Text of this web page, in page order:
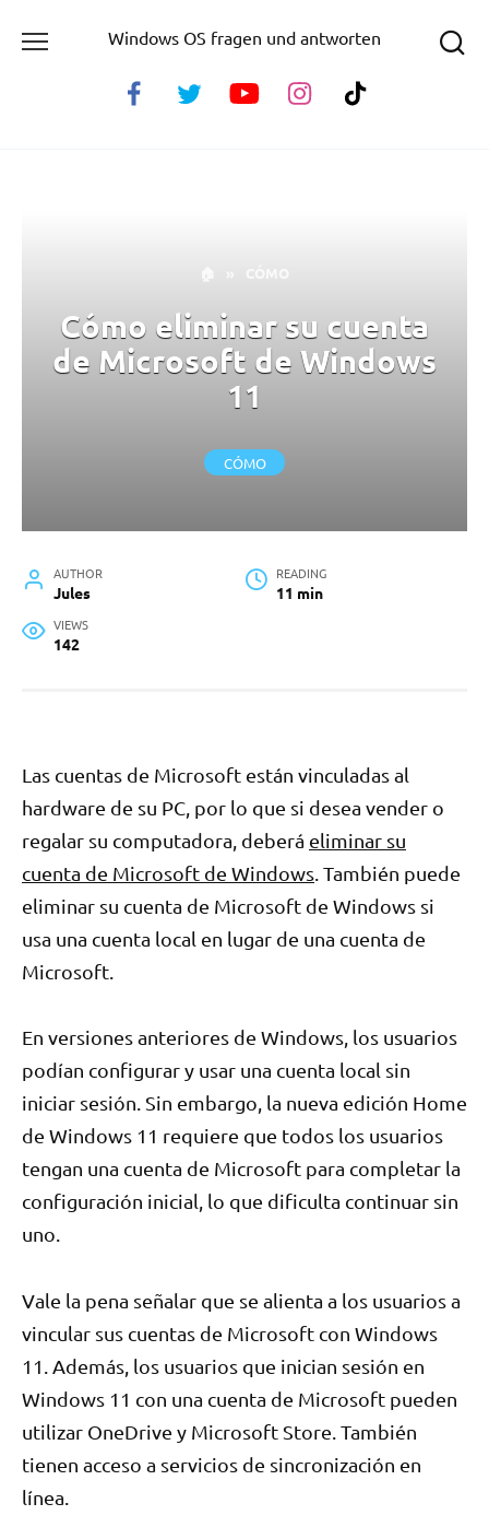
Windows OS fragen und antworten
Cómo eliminar su cuenta
de Microsoft de Windows
11
CÓMO
AUTHOR
Jules
READING
11 min
VIEWS
142
Las cuentas de Microsoft están vinculadas al
hardware de su PC, por lo que si desea vender o
regalar su computadora, deberá eliminar su
cuenta de Microsoft de Windows . También puede
eliminar su cuenta de Microsoft de Windows si
usa una cuenta local en lugar de una cuenta de
Microsoft.
En versiones anteriores de Windows, los usuarios
podían configurar y usar una cuenta local sin
iniciar sesión. Sin embargo, la nueva edición Home
de Windows 11 requiere que todos los usuarios
tengan una cuenta de Microsoft para completar la
configuración inicial, lo que dificulta continuar sin
uno.
Vale la pena señalar que se alienta a los usuarios a
vincular sus cuentas de Microsoft con Windows
11. Además, los usuarios que inician sesión en
Windows 11 con una cuenta de Microsoft pueden
utilizar OneDrive y Microsoft Store. También
tienen acceso a servicios de sincronización en
línea.